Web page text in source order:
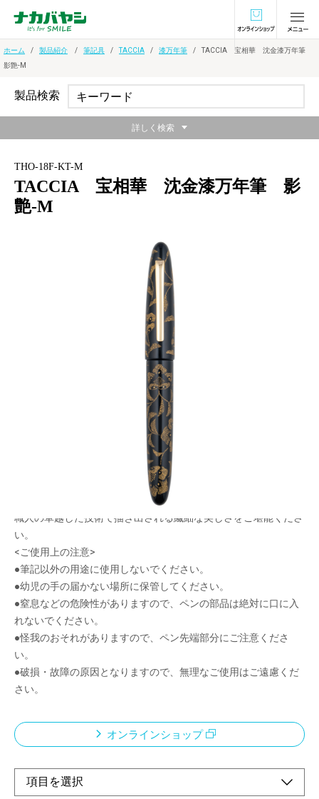
オンラインショ
ホーム 製品紹介 筆記具 TACCIA 漆万年筆
TACCIA 宝相華 沈金漆万年筆
影艶-M
THO-18F-KT-M
TACCIA 宝相華 沈金漆万年筆 影
艶-M
宝相華という伝統的な架空の花の文様を、沈金で
沈金とは加飾技法の1つで、ノミで模様を彫り、出来たあとに
金・銀または色の粉を埋めて模様を描きます。
またその沈金で描かれた宝相華は古代の中国や日本で見られる伝
統的な装飾文様で、想像上の花を図案化したものです。
各柄限定50本。シリアルナンバーと職人のサイン入りです。
職人の卓越した技術で描き出される繊細な美しさをご堪能くださ
い。
<ご使用上の注意>
●筆記以外の用途に使用しないでください。
●幼児の手の届かない場所に保管してください。
●窒息などの危険性がありますので、ペンの部品は絶対に口に入
れないでください。
●怪我のおそれがありますので、ペン先端部分にご注意くださ
い。
●破損・故障の原因となりますので、無理なご使用はご遠慮くだ
さい。
オンラインショップ
製品検索
詳しく検索